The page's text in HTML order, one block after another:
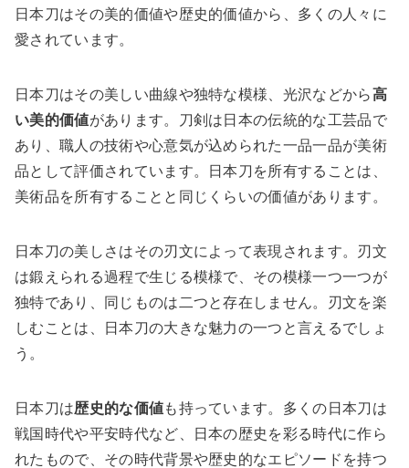
日本刀はその美的価値や歴史的価値から、多くの人々に
愛されています。
日本刀はその美しい曲線や独特な模様、光沢などから高
い美的価値があります。刀剣は日本の伝統的な工芸品で
あり、職人の技術や心意気が込められた一品一品が美術
品として評価されています。日本刀を所有することは、
美術品を所有することと同じくらいの価値があります。
日本刀の美しさはその刃文によって表現されます。刃文
は鍛えられる過程で生じる模様で、その模様一つ一つが
独特であり、同じものは二つと存在しません。刃文を楽
しむことは、日本刀の大きな魅力の一つと言えるでしょ
う。
日本刀は歴史的な価値も持っています。多くの日本刀は
戦国時代や平安時代など、日本の歴史を彩る時代に作ら
れたもので、その時代背景や歴史的なエピソードを持つ